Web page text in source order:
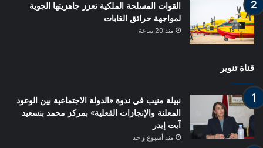
القوات المسلحة الملكية تعزز جاهزيتها الجوية
لمواجهة حرائق الغابات
منذ 20 ساعة
قناة تنوير
نبيلة منيب في ندوة «الدولة الاجتماعية بين الوعود
المعلنة والإنجازات الفعلية» بمركز محمد بنسعيد
آيت إيدر
منذ أسبوع واحد